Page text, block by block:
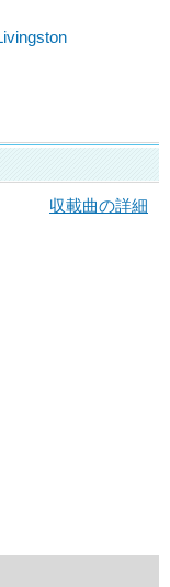
収載曲の詳細